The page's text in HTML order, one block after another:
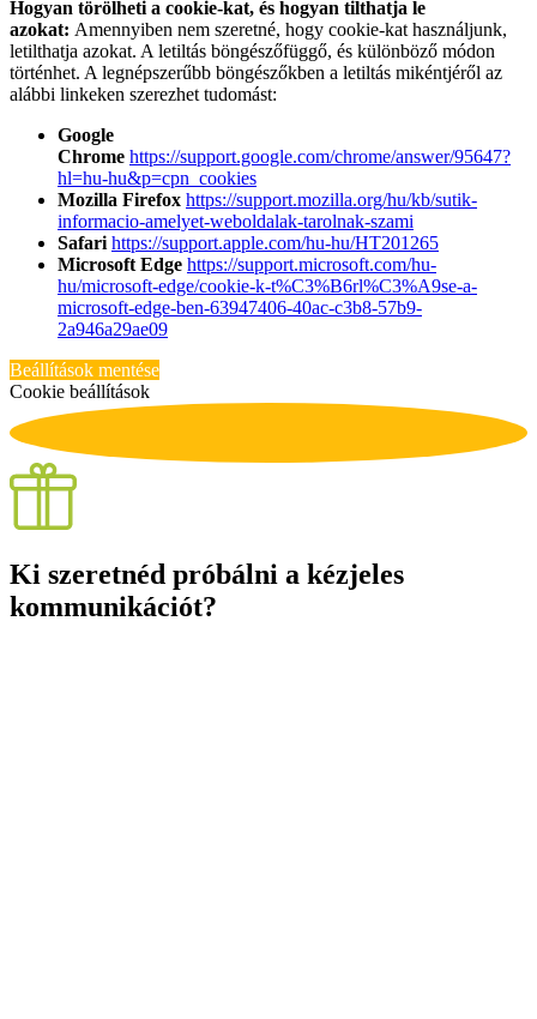
Hogyan törölheti a cookie-kat, és hogyan tilthatja le
azokat: Amennyiben nem szeretné, hogy cookie-kat használjunk,
letilthatja azokat. A letiltás böngészőfüggő, és különböző módon
történhet. A legnépszerűbb böngészőkben a letiltás mikéntjéről az
alábbi linkeken szerezhet tudomást:
Google
Chrome https://support.google.com/chrome/answer/95647?
hl=hu-hu&p=cpn_cookies
Mozilla Firefox https://support.mozilla.org/hu/kb/sutik-
informacio-amelyet-weboldalak-tarolnak-szami
Safari https://support.apple.com/hu-hu/HT201265
Microsoft Edge https://support.microsoft.com/hu-
hu/microsoft-edge/cookie-k-t%C3%B6rl%C3%A9se-a-
microsoft-edge-ben-63947406-40ac-c3b8-57b9-
2a946a29ae09
Beállítások mentése
Cookie beállítások
Ki szeretnéd próbálni a kézjeles
kommunikációt?